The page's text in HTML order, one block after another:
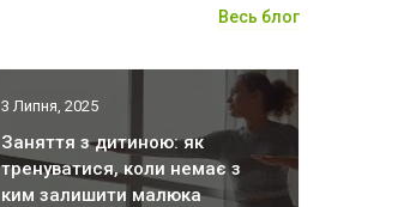
Весь блог
3 Липня, 2025
Заняття з дитиною: як
тренуватися, коли немає з
ким залишити малюка